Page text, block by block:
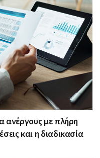
ανέργους με πλήρη
και η διαδικασία